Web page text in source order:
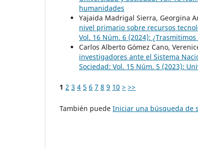
humanidades
Yajaida Madrigal Sierra, Georgina
nivel primario sobre recursos
Vol. 16 Núm. 6 (2024):
Carlos Alberto Gómez Cano,
investigadores ante el Sistema
Sociedad: Vol. 15 Núm. 5 (2023):
1 2 3 4 5 6 7 8 9 10 > >>
También puede Iniciar una búsqueda de